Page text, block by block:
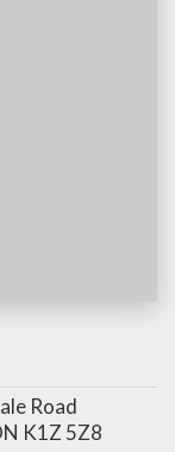
Road
K1Z 5Z8